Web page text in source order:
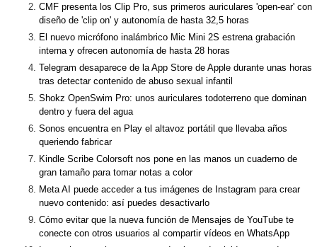
CMF presenta los Clip Pro, sus primeros auriculares 'open-ear' con
diseño de 'clip on' y autonomía de hasta 32,5 horas
El nuevo micrófono inalámbrico Mic Mini 2S estrena grabación
interna y ofrecen autonomía de hasta 28 horas
Telegram desaparece de la App Store de Apple durante unas horas
tras detectar contenido de abuso sexual infantil
Shokz OpenSwim Pro: unos auriculares todoterreno que dominan
dentro y fuera del agua
Sonos encuentra en Play el altavoz portátil que llevaba años
queriendo fabricar
Kindle Scribe Colorsoft nos pone en las manos un cuaderno de
gran tamaño para tomar notas a color
Meta AI puede acceder a tus imágenes de Instagram para crear
nuevo contenido: así puedes desactivarlo
Cómo evitar que la nueva función de Mensajes de YouTube te
conecte con otros usuarios al compartir vídeos en WhatsApp